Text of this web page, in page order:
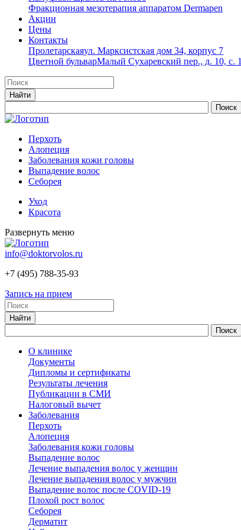
Фракционная мезотерапия аппаратом Dermapen
Акции
Цены
Контакты
Пролетарскаяул. Марксистская дом 34, корпус 7
Цветной бульварМалый Сухаревский пер., д. 10, с. 1
Перхоть
Алопеция
Заболевания кожи головы
Выпадение волос
Cеборея
Уход
Красота
Развернуть меню
info@doktorvolos.ru
+7 (495) 788-35-93
Запись на прием
О клинике
Документы
Дипломы и сертификаты
Результаты лечения
Публикации в СМИ
Налоговый вычет
Заболевания
Перхоть
Алопеция
Заболевания кожи головы
Выпадение волос
Лечение выпадения волос у женщин
Лечение выпадения волос у мужчин
Выпадение волос после COVID-19
Плохой рост волос
Cеборея
Дерматит